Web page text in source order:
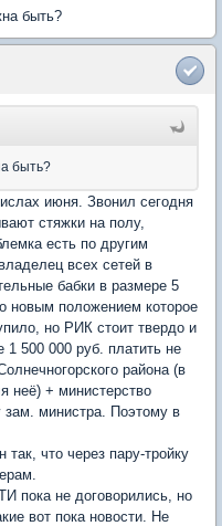
быть?
быть?
июня. Звонил сегодня
стяжки на полу,
есть по другим
всех сетей в
бабки в размере 5
новым положением которое
но РИК стоит твердо и
1 500 000 руб. платить не
района (в
неё) + министерство
зам. министра. Поэтому в
что через пару-тройку
пока не договорились, но
вот пока новости. Не